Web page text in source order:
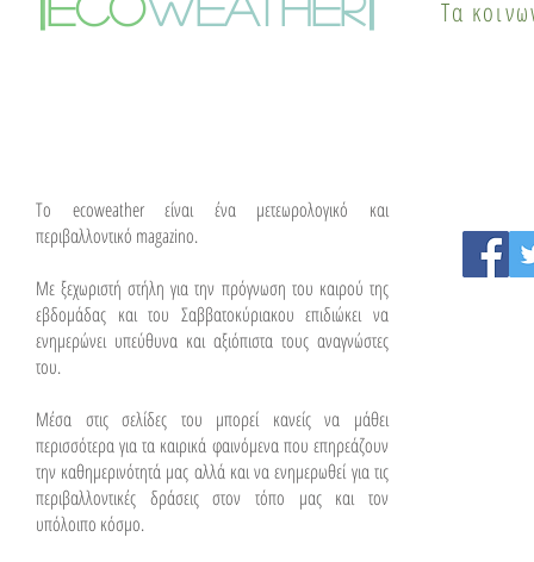
λύσεις
Τα
To ecoweather είναι ένα μετεωρολογικό και
περιβαλλοντικό magazino.
Με ξεχωριστή στήλη για την πρόγνωση του καιρού της
εβδομάδας και του Σαββατοκύριακου επιδιώκει να
ενημερώνει υπεύθυνα και αξιόπιστα τους αναγνώστες
του.
Μέσα στις σελίδες του μπορεί κανείς να μάθει
περισσότερα για τα καιρικά φαινόμενα που επηρεάζουν
την καθημερινότητά μας αλλά και να ενημερωθεί για τις
περιβαλλοντικές δράσεις στον τόπο μας και τον
υπόλοιπο κόσμο.